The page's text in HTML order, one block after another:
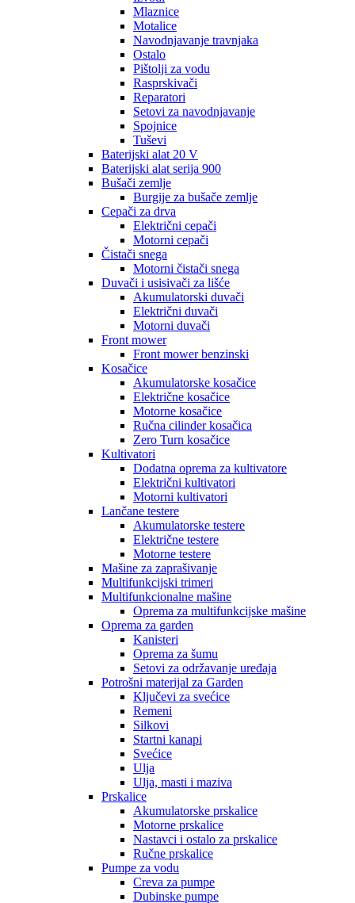
Mlaznice
Motalice
Navodnjavanje travnjaka
Ostalo
Pištolji za vodu
Rasprskivači
Reparatori
Setovi za navodnjavanje
Spojnice
Tuševi
Baterijski alat 20 V
Baterijski alat serija 900
Bušači zemlje
Burgije za bušače zemlje
Cepači za drva
Električni cepači
Motorni cepači
Čistači snega
Motorni čistači snega
Duvači i usisivači za lišće
Akumulatorski duvači
Električni duvači
Motorni duvači
Front mower
Front mower benzinski
Kosačice
Akumulatorske kosačice
Električne kosačice
Motorne kosačice
Ručna cilinder kosačica
Zero Turn kosačice
Kultivatori
Dodatna oprema za kultivatore
Električni kultivatori
Motorni kultivatori
Lančane testere
Akumulatorske testere
Električne testere
Motorne testere
Mašine za zaprašivanje
Multifunkcijski trimeri
Multifunkcionalne mašine
Oprema za multifunkcijske mašine
Oprema za garden
Kanisteri
Oprema za šumu
Setovi za održavanje uređaja
Potrošni materijal za Garden
Ključevi za svećice
Remeni
Silkovi
Startni kanapi
Svećice
Ulja
Ulja, masti i maziva
Prskalice
Akumulatorske prskalice
Motorne prskalice
Nastavci i ostalo za prskalice
Ručne prskalice
Pumpe za vodu
Creva za pumpe
Dubinske pumpe